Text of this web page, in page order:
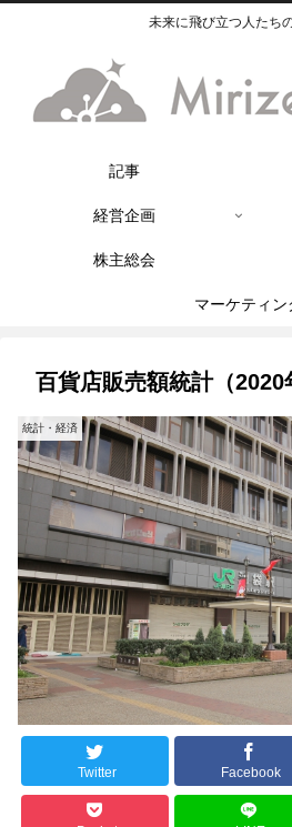
未来に飛び立つ人たち
記事
経営企画
株主総会
マーケティン
百貨店販売額統計（2020
統計・経済
Twitter Facebook